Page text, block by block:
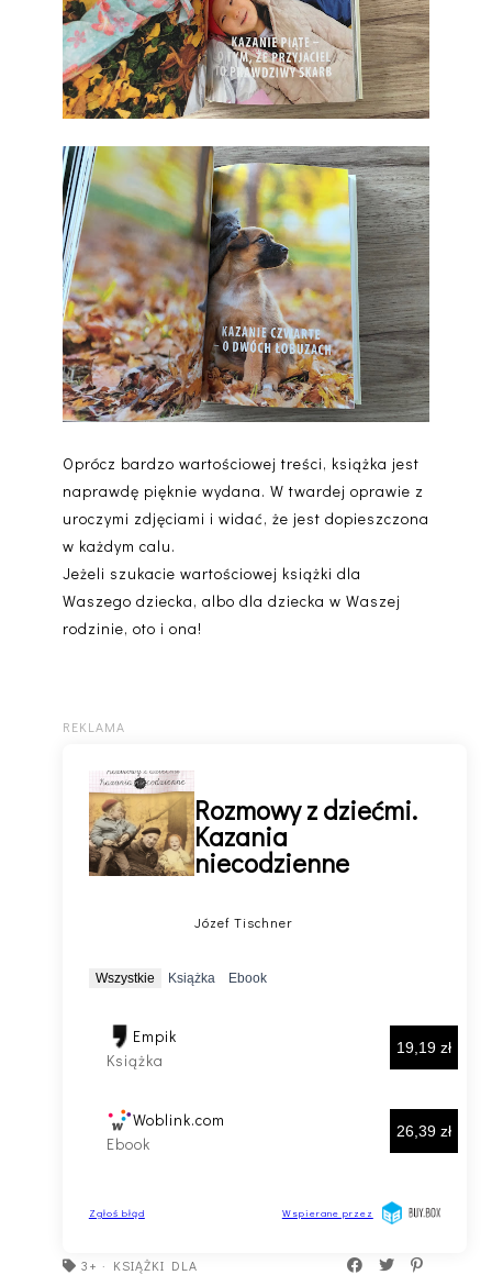
Oprócz bardzo wartościowej treści, książka jest
naprawdę pięknie wydana. W twardej oprawie z
uroczymi zdjęciami i widać, że jest dopieszczona
w każdym calu.
Jeżeli szukacie wartościowej książki dla
Waszego dziecka, albo dla dziecka w Waszej
rodzinie, oto i ona!
3+ · KSIĄŻKI DLA